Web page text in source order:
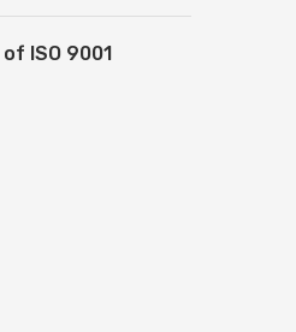
ISO 9001